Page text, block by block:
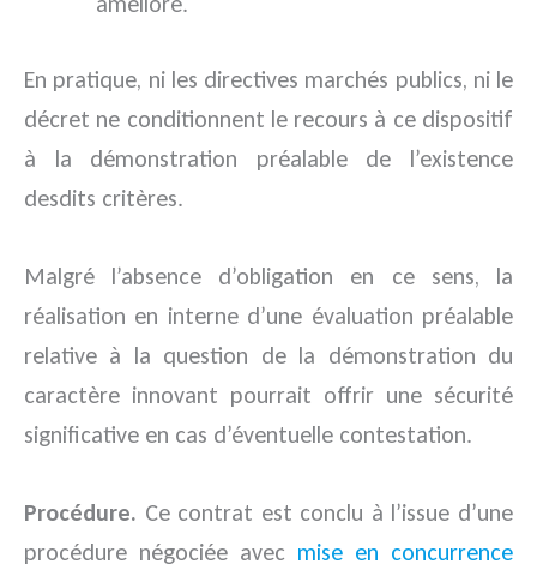
En pratique, ni les directives marchés publics, ni le
décret ne conditionnent le recours à ce dispositif
à la démonstration préalable de l’existence
desdits critères.
Malgré l’absence d’obligation en ce sens, la
réalisation en interne d’une évaluation préalable
relative à la question de la démonstration du
caractère innovant pourrait offrir une sécurité
significative en cas d’éventuelle contestation.
Procédure. Ce contrat est conclu à l’issue d’une
procédure négociée avec mise en concurrence